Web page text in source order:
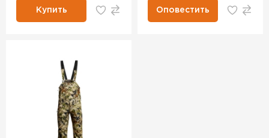
Купить Оповестить